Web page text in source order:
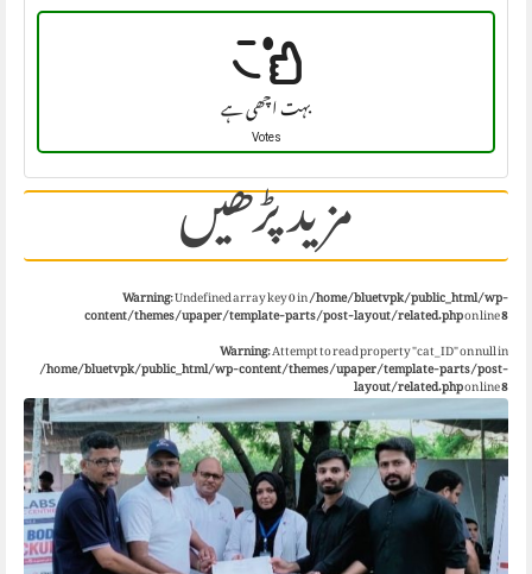
بہت اچھی ہے
Votes
مزید پڑھیں Warning: Undefined array key 0 in/home/bluetvpk/public_html/wp-
content/themes/upaper/template-parts/post-layout/related.phpon line8
Warning: Attempt to read property "cat_ID" on null in
/home/bluetvpk/public_html/wp-content/themes/upaper/template-parts/post-
layout/related.phpon line8